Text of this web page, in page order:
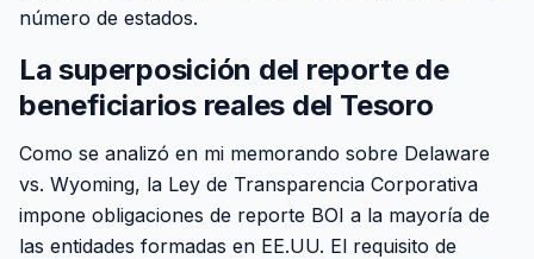
número de estados.
La superposición del reporte de
beneficiarios reales del Tesoro
Como se analizó en mi memorando sobre Delaware
vs. Wyoming, la Ley de Transparencia Corporativa
impone obligaciones de reporte BOI a la mayoría de
las entidades formadas en EE.UU. El requisito de